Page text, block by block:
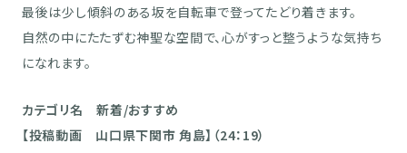
最後は少し傾斜のある坂を自転車で登ってたどり着きます。
自然の中にたたずむ神聖な空間で、心がすっと整うような気持ち
になれます。
カテゴリ名 新着/おすすめ
【投稿動画 山口県下関市 角島】（24：19）